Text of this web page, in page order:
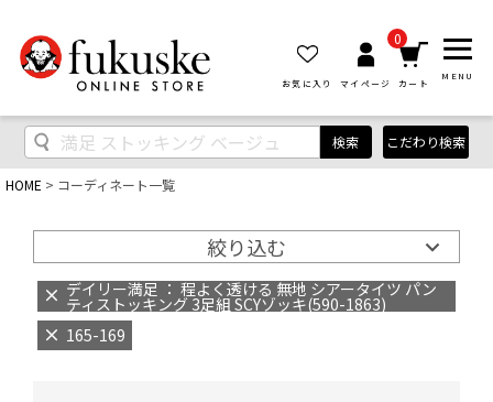
お気に入り マイページ
0
カート
MENU
検索 こだわり検索
HOME コーディネート一覧
絞り込む
デイリー満足 ： 程よく透ける 無地 シアータイツ パン
ティストッキング 3足組 SCYゾッキ(590-1863)
165-169